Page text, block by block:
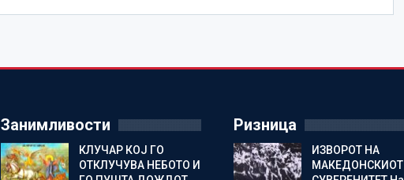
Занимливости
КЛУЧАР КОЈ ГО
ОТКЛУЧУВА НЕБОТО И
Ризница
ИЗВОРОТ НА
МАКЕДОНСКИОТ